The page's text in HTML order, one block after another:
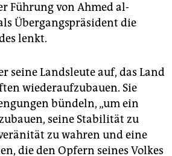
Führung von Ahmed al-
Übergangspräsident die
lenkt.
seine Landsleute auf, das Land
wiederaufzubauen. Sie
bündeln, „um ein
seine Stabilität zu
zu wahren und eine
die den Opfern seines Volkes